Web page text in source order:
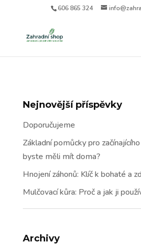
606 865 324
Nejnovější příspěvky
Doporučujeme
Základní pomůcky pro začínajícího
byste měli mít doma?
Hnojení záhonů: Klíč k bohaté a
Mulčovací kůra: Proč a jak ji
Archivy